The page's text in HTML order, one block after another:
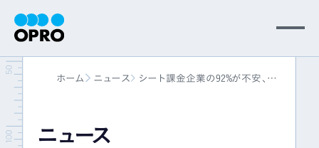
会社情報
事業内容
ホーム ニュース
シート課金企業の92%が不安、
ニュース